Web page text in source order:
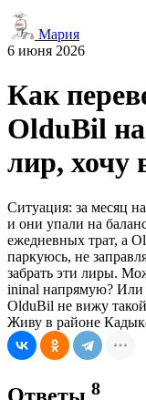
Мария
6 июня 2026
Как
OlduBil
лир, хочу
Ситуация: за месяц
и они упали на
ежедневных трат, а
паркуюсь, не
забрать эти лиры.
ininal напрямую? Или
OlduBil не вижу
Живу в районе
Ответы 8